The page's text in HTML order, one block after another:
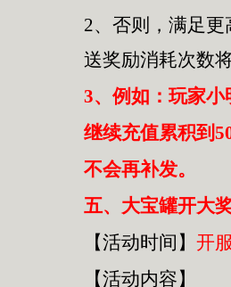
2、否则，满足
送奖励消耗次数
3、例如：玩家
继续充值累积到
不会再补发。
五、大宝罐开大
【活动时间】 开
【活动内容】